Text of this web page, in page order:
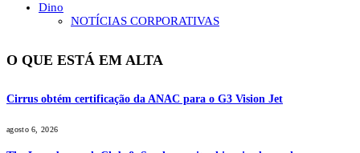
Dino
NOTÍCIAS CORPORATIVAS
O QUE ESTÁ EM ALTA
Cirrus obtém certificação da ANAC para o G3 Vision Jet
agosto 6, 2026